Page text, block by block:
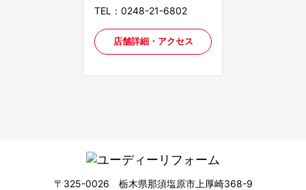
TEL：0248-21-6802
店舗詳細・アクセス
〒325-0026 栃木県那須塩原市上厚崎368-9